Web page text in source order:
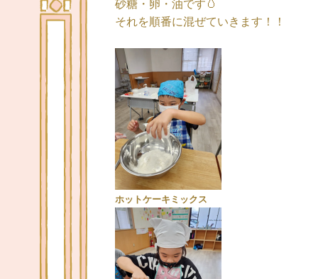
砂糖・卵・油です🥚
それを順番に混ぜていきます！！
ホットケーキミックス